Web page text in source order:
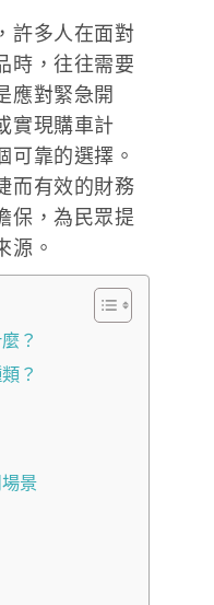
許多人在面對
時，往往需要
應對緊急開
實現購車計
可靠的選擇。
而有效的財務
保，為民眾提
源。
？
？
景